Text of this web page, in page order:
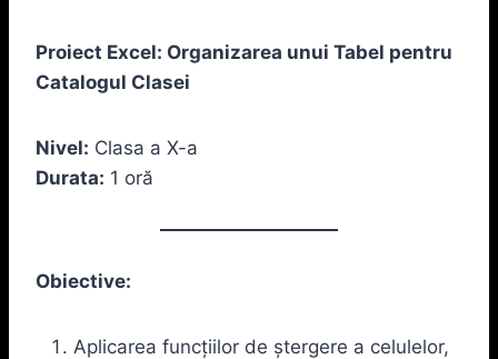
Proiect Excel: Organizarea unui Tabel pentru
Catalogul Clasei
Nivel: Clasa a X-a
Durata: 1 oră
Obiective:
Aplicarea funcțiilor de ștergere a celulelor,